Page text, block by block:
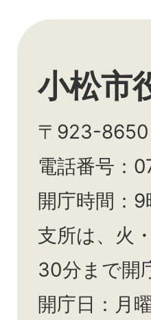
小松市
〒923-
電話番号：
開庁時間：
支所は、火
30分まで開
開庁日：月